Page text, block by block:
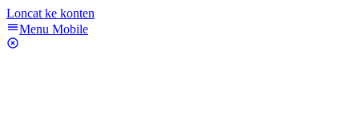
Loncat ke konten
Menu Mobile